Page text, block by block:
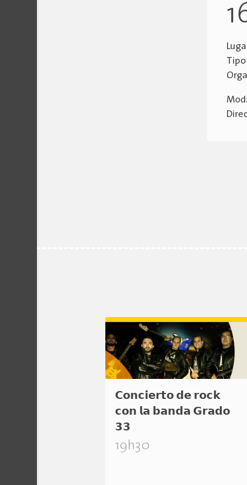
𝗖𝗼𝗻𝗰𝗶𝗲𝗿𝘁𝗼 𝗱𝗲 𝗿𝗼𝗰𝗸
𝗰𝗼𝗻 𝗹𝗮 𝗯𝗮𝗻𝗱𝗮 𝗚𝗿𝗮𝗱𝗼
𝟯𝟯
19h30